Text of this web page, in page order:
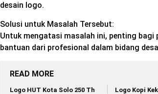
desain logo.
Solusi untuk Masalah Tersebut:
Untuk mengatasi masalah ini, penting bagi
bantuan dari profesional dalam bidang
READ MORE
Logo HUT Kota Solo 250 Th
Logo Kopi